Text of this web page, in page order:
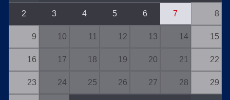
2 3 4 5 6 7 8
9 10 11 12 13 14 15
16 17 18 19 20 21 22
23 24 25 26 27 28 29